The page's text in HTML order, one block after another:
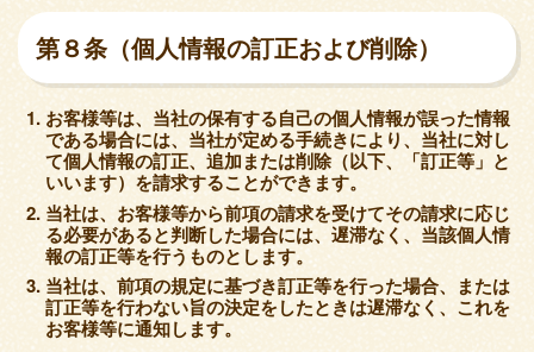
第８条（個人情報の訂正および削除）
お客様等は、当社の保有する自己の個人情報が誤った情報
である場合には、当社が定める手続きにより、当社に対し
て個人情報の訂正、追加または削除（以下、「訂正等」と
いいます）を請求することができます。
当社は、お客様等から前項の請求を受けてその請求に応じ
る必要があると判断した場合には、遅滞なく、当該個人情
報の訂正等を行うものとします。
当社は、前項の規定に基づき訂正等を行った場合、または
訂正等を行わない旨の決定をしたときは遅滞なく、これを
お客様等に通知します。